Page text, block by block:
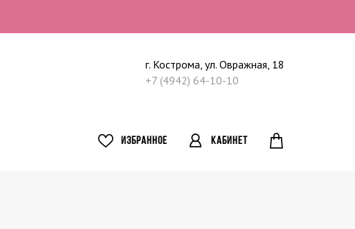
г. Кострома, ул. Овражная, 18
+7 (4942) 64-10-10
ИЗБРАННОЕ КАБИНЕТ